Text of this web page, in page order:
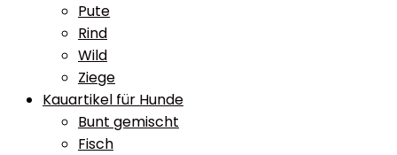
Pute
Rind
Wild
Ziege
Kauartikel für Hunde
Bunt gemischt
Fisch